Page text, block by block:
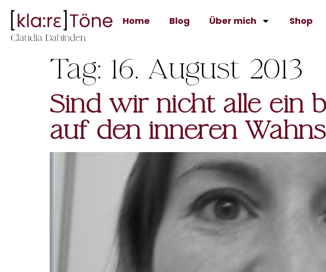
Home Blog Über mich Shop
Tag: 16. August 2013
Sind wir nicht alle ein
auf den inneren